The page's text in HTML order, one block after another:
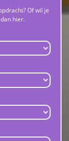
Of wil je
hier.